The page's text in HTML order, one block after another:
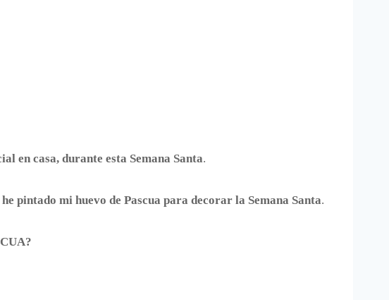
en casa, durante esta Semana Santa.
pintado mi huevo de Pascua para decorar la Semana Santa.